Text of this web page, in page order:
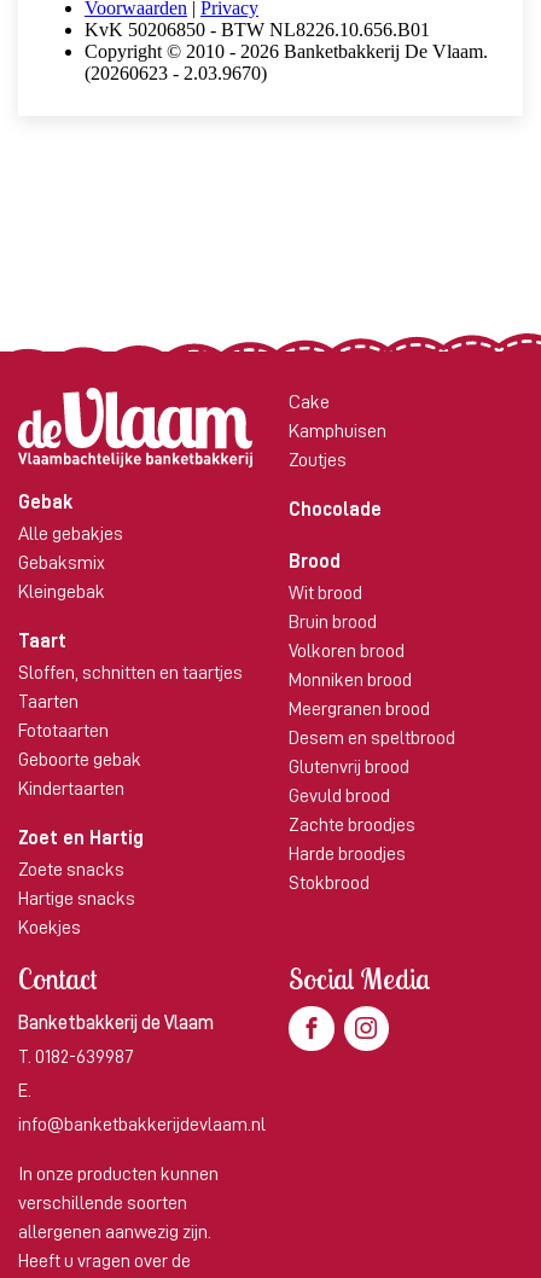
Gebak
Alle gebakjes
Gebaksmix
Kleingebak
Taart
Sloffen, schnitten en taartjes
Taarten
Fototaarten
Geboorte gebak
Kindertaarten
Zoet en Hartig
Zoete snacks
Hartige snacks
Koekjes
Cake
Kamphuisen
Zoutjes
Chocolade
Brood
Wit brood
Bruin brood
Volkoren brood
Monniken brood
Meergranen brood
Desem en speltbrood
Glutenvrij brood
Gevuld brood
Zachte broodjes
Harde broodjes
Stokbrood
Contact
Banketbakkerij de Vlaam
T. 0182-639987
E.
info@banketbakkerijdevlaam.nl
In onze producten kunnen
verschillende soorten
allergenen aanwezig zijn.
Heeft u vragen over de
Social Media